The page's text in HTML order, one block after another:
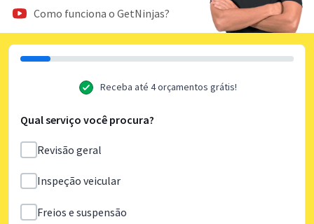
Como funciona o GetNinjas?
Receba até 4 orçamentos grátis!
Qual serviço você procura?
Revisão geral
Inspeção veicular
Freios e suspensão